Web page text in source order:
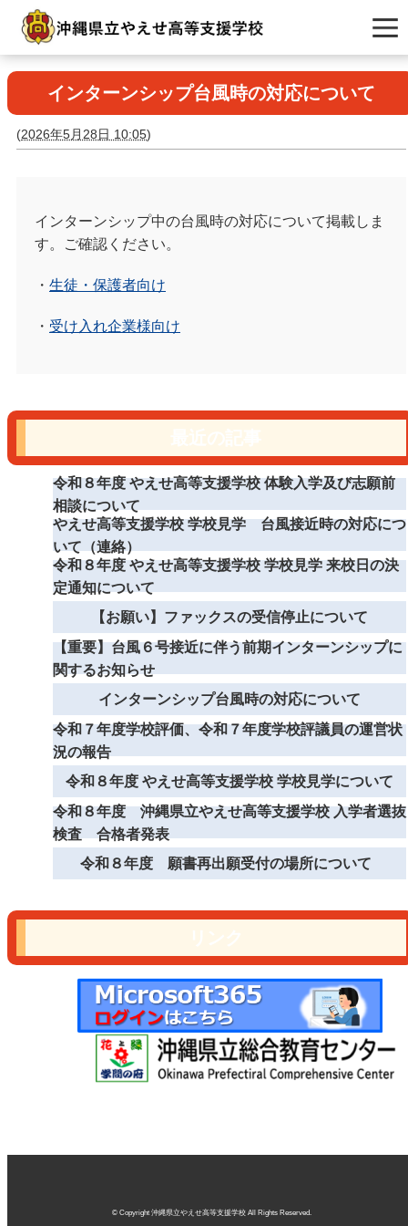
インターンシップ台風時の対応について
(2026年5月28日 10:05)
インターンシップ中の台風時の対応について掲載しま
す。ご確認ください。
・ 生徒・保護者向け
・ 受け入れ企業様向け
令和８年度 やえせ高等支援学校 体験入学及び志願前
相談について
やえせ高等支援学校 学校見学 台風接近時の対応につ
いて（連絡）
令和８年度 やえせ高等支援学校 学校見学 来校日の決
定通知について
【お願い】ファックスの受信停止について
【重要】台風６号接近に伴う前期インターンシップに
関するお知らせ
インターンシップ台風時の対応について
令和７年度学校評価、令和７年度学校評議員の運営状
況の報告
令和８年度 やえせ高等支援学校 学校見学について
令和８年度 沖縄県立やえせ高等支援学校 入学者選抜
検査 合格者発表
令和８年度 願書再出願受付の場所について
© Copyright 沖縄県立やえせ高等支援学校 All Rights Reserved.